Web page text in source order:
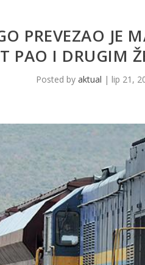
PREVEZAO JE
PAO I DRUGIM
Posted by aktual | lip 21,